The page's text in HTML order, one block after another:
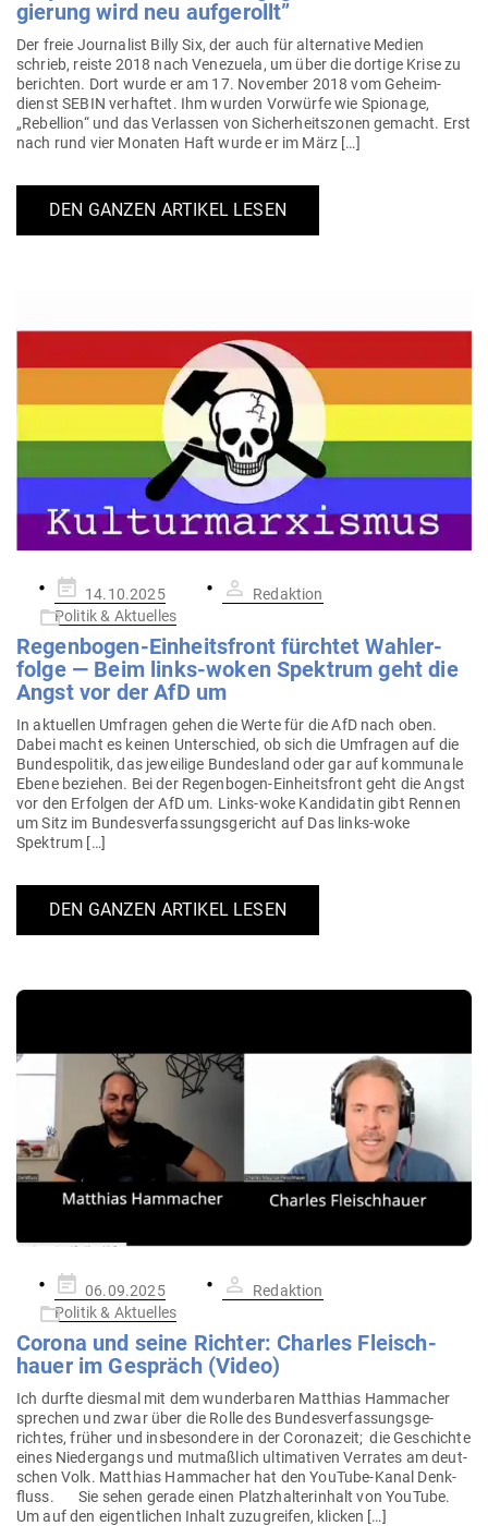
gierung wird neu aufgerollt”
Der freie Jour­nalist Billy Six, der auch für alter­native Medien
schrieb, reiste 2018 nach Vene­zuela, um über die dortige Krise zu
berichten. Dort wurde er am 17. November 2018 vom Geheim­
dienst SEBIN ver­haftet. Ihm wurden Vor­würfe wie Spionage,
„Rebellion“ und das Ver­lassen von Sicher­heits­zonen gemacht. Erst
nach rund vier Monaten Haft wurde er im März […]
DEN GANZEN ARTIKEL LESEN
Gepostet
am
14.10.2025
Redaktion
Politik & Aktuelles
Regen­bogen-Ein­heits­front fürchtet Wahl­er­
folge — Beim links-woken Spektrum geht die
Angst vor der AfD um
In aktu­ellen Umfragen gehen die Werte für die AfD nach oben.
Dabei macht es keinen Unter­schied, ob sich die Umfragen auf die
Bun­des­po­litik, das jeweilige Bun­desland oder gar auf kom­munale
Ebene beziehen. Bei der Regen­­bogen-Ein­heits­­­front geht die Angst
vor den Erfolgen der AfD um. Links-woke Kan­di­datin gibt Rennen
um Sitz im Bun­des­ver­fas­sungs­ge­richt auf Das links-woke
Spektrum […]
DEN GANZEN ARTIKEL LESEN
Gepostet
am
06.09.2025
Redaktion
Politik & Aktuelles
Corona und seine Richter: Charles Fleisch­
hauer im Gespräch (Video)
Ich durfte diesmal mit dem wun­der­baren Mat­thias Hamm­acher
sprechen und zwar über die Rolle des Bun­des­ver­fas­sungs­ge­
richtes, früher und ins­be­sondere in der Coro­nazeit; die Geschichte
eines Nie­der­gangs und mut­maßlich ulti­ma­tiven Ver­rates am deut­
schen Volk. Mat­thias Hamm­acher hat den YouTube-Kanal Denk­
fluss. Sie sehen gerade einen Platz­hal­ter­inhalt von YouTube.
Um auf den eigent­lichen Inhalt zuzu­greifen, klicken […]